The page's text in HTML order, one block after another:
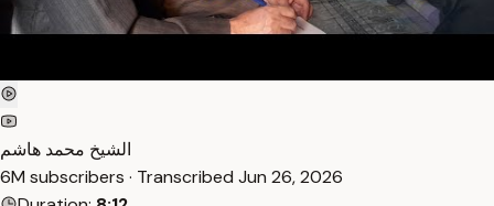
الشيخ محمد هاشم
6M subscribers · Transcribed Jun 26, 2026